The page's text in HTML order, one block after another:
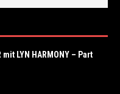
mit LYN HARMONY – Part